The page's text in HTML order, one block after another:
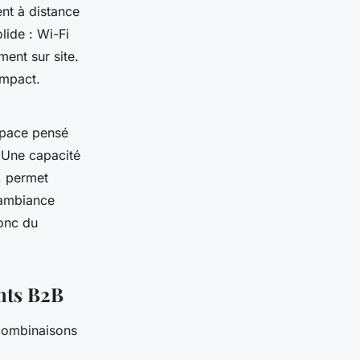
à distance
: Wi-Fi
sur site.
pensé
capacité
permet
du
B2B